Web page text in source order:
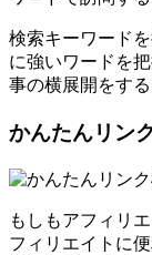
検索キーワード
に強いワードを
事の横展開をす
かんたんリン
もしもアフィリ
フィリエイトに